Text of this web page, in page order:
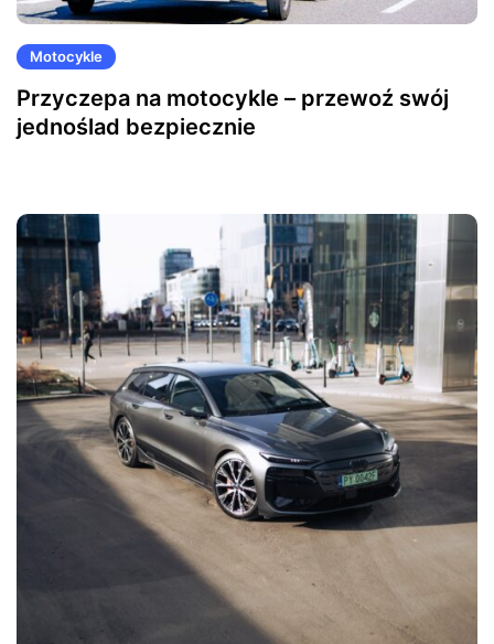
Motocykle
Przyczepa na motocykle – przewoź swój
jednoślad bezpiecznie